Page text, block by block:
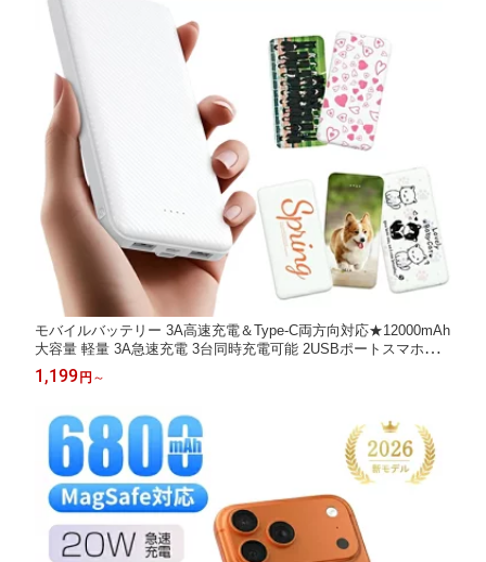
モバイルバッテリー 3A高速充電＆Type-C両方向対応★12000mAh
大容量 軽量 3A急速充電 3台同時充電可能 2USBポートスマホ充
電器 指紋防止 TYPE-C入力 残量表示 名入れ 卒部 記念品 防災グ
ッズ PSE認証済 iPhone iPad Android対応
1,199円 ～